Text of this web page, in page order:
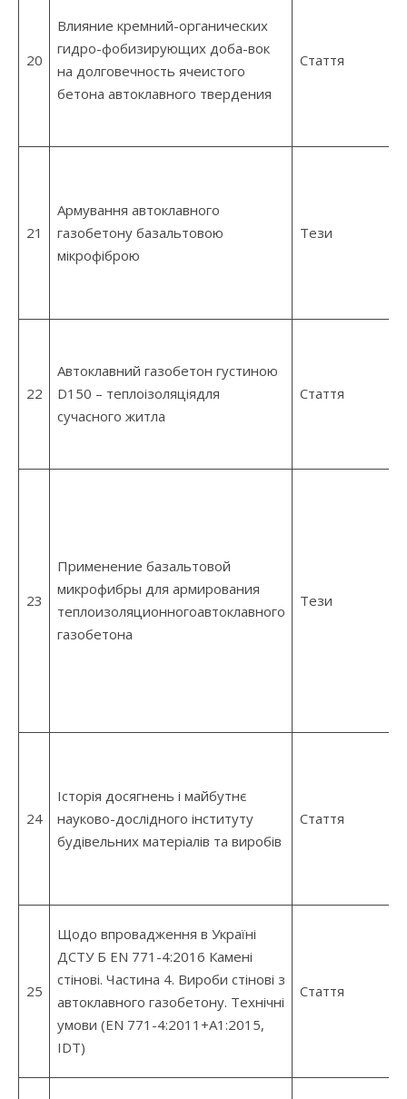
20
Влияние кремний-органических
гидро-фобизирующих доба-вок
на долговечность ячеистого
бетона автоклавного твердения
Стаття
21
Армування автоклавного
газобетону базальтовою
мікрофіброю
Тези
22
Автоклавний газобетон густиною
D150 – теплоізоляціядля
сучасного житла
Стаття
23
Применение базальтовой
микрофибры для армирования
теплоизоляционногоавтоклавного
газобетона
Тези
24
Історія досягнень і майбутнє
науково-дослідного інституту
будівельних матеріалів та виробів
Стаття
25
Щодо впровадження в Україні
ДСТУ Б EN 771-4:2016 Камені
стінові. Частина 4. Вироби стінові з
автоклавного газобетону. Технічні
умови (EN 771-4:2011+А1:2015,
IDT)
Стаття